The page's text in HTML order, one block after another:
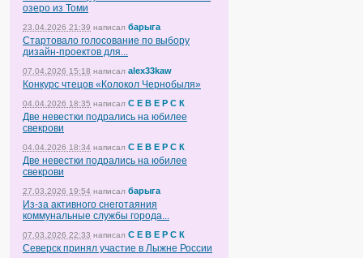
озеро из Томи
23.04.2026 21:39 написал барыга
Стартовало голосование по выбору
дизайн-проектов для...
07.04.2026 15:18 написал alex33kaw
Конкурс чтецов «Колокол Чернобыля»
04.04.2026 18:35 написал С Е В Е Р С К
Две невестки подрались на юбилее
свекрови
04.04.2026 18:34 написал С Е В Е Р С К
Две невестки подрались на юбилее
свекрови
27.03.2026 19:54 написал барыга
Из-за активного снеготаяния
коммунальные службы города...
07.03.2026 22:33 написал С Е В Е Р С К
Северск принял участие в Лыжне России